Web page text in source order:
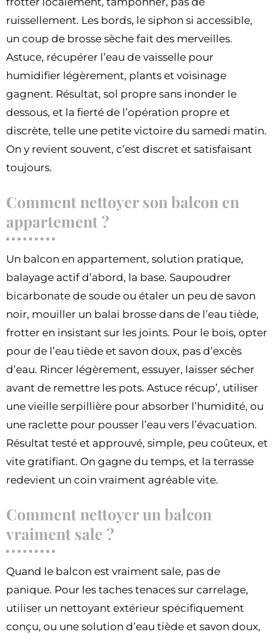
ruissellement. Les bords, le siphon si accessible,
un coup de brosse sèche fait des merveilles.
Astuce, récupérer l’eau de vaisselle pour
humidifier légèrement, plants et voisinage
gagnent. Résultat, sol propre sans inonder le
dessous, et la fierté de l’opération propre et
discrète, telle une petite victoire du samedi matin.
On y revient souvent, c’est discret et satisfaisant
toujours.
Comment nettoyer son balcon en
appartement ?
Un balcon en appartement, solution pratique,
balayage actif d’abord, la base. Saupoudrer
bicarbonate de soude ou étaler un peu de savon
noir, mouiller un balai brosse dans de l’eau tiède,
frotter en insistant sur les joints. Pour le bois, opter
pour de l’eau tiède et savon doux, pas d’excès
d’eau. Rincer légèrement, essuyer, laisser sécher
avant de remettre les pots. Astuce récup’, utiliser
une vieille serpillière pour absorber l’humidité, ou
une raclette pour pousser l’eau vers l’évacuation.
Résultat testé et approuvé, simple, peu coûteux, et
vite gratifiant. On gagne du temps, et la terrasse
redevient un coin vraiment agréable vite.
Comment nettoyer un balcon
vraiment sale ?
Quand le balcon est vraiment sale, pas de
panique. Pour les taches tenaces sur carrelage,
utiliser un nettoyant extérieur spécifiquement
conçu, ou une solution d’eau tiède et savon doux,